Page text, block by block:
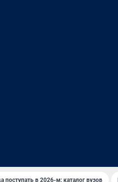
поступать в 2026-м: каталог вузов